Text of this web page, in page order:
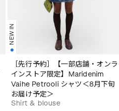
NEW IN
［先行予約］【一部店舗・オンラ
インストア限定】Maridenim
Vaihe Petrooli シャツ＜8月下旬
お届け予定＞
Shirt & blouse